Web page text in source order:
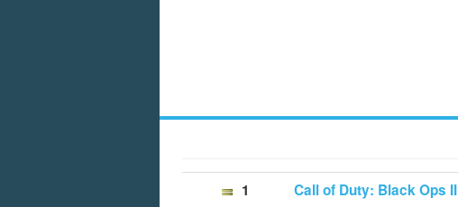
1 Call of Duty: Black Ops II